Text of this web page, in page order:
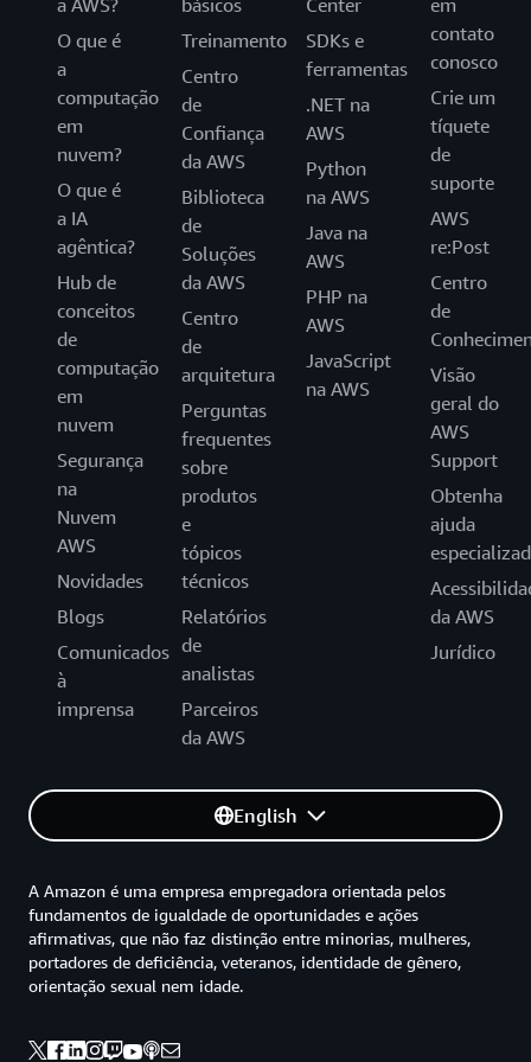
O que é
a
computação
em
nuvem?
O que é
a IA
agêntica?
Hub de
conceitos
de
computação
em
nuvem
Segurança
na
Nuvem
AWS
Novidades
Blogs
Comunicados
à
imprensa
Treinamento
Centro
de
Confiança
da AWS
Biblioteca
de
Soluções
da AWS
Centro
de
arquitetura
Perguntas
frequentes
sobre
produtos
e
tópicos
técnicos
Relatórios
de
analistas
Parceiros
da AWS
SDKs e
ferramentas
.NET na
AWS
Python
na AWS
Java na
AWS
PHP na
AWS
JavaScript
na AWS
contato
conosco
Crie um
tíquete
de
suporte
AWS
re:Post
Centro
de
Visão
geral do
AWS
Support
Obtenha
ajuda
da AWS
Jurídico
English
A Amazon é uma empresa empregadora orientada pelos
fundamentos de igualdade de oportunidades e ações
afirmativas, que não faz distinção entre minorias, mulheres,
portadores de deficiência, veteranos, identidade de gênero,
orientação sexual nem idade.